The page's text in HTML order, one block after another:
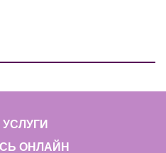
УСЛУГИ
ОНЛАЙН